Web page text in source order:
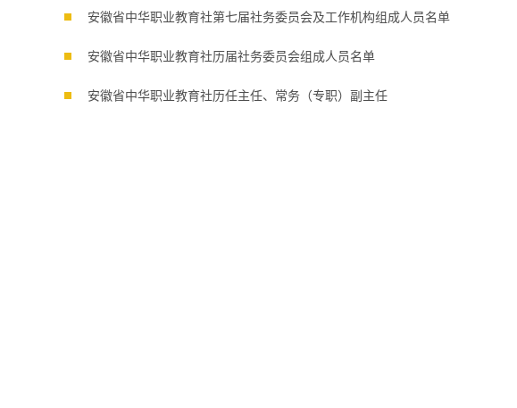
安徽省中华职业教育社第七届社务委员会及工作机构组成人员名单
安徽省中华职业教育社历届社务委员会组成人员名单
安徽省中华职业教育社历任主任、常务（专职）副主任